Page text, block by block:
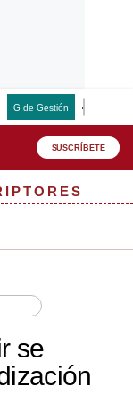
G de Gestión
SUSCRÍBETE
se